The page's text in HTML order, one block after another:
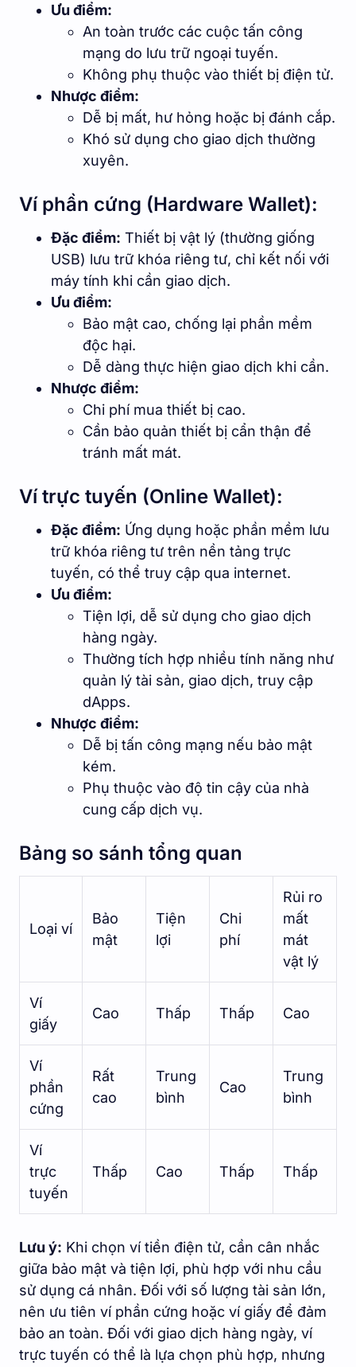
Ưu điểm:
An toàn trước các cuộc tấn công
mạng do lưu trữ ngoại tuyến.
Không phụ thuộc vào thiết bị điện tử.
Nhược điểm:
Dễ bị mất, hư hỏng hoặc bị đánh cắp.
Khó sử dụng cho giao dịch thường
xuyên.
Ví phần cứng (Hardware Wallet):
Đặc điểm: Thiết bị vật lý (thường giống
USB) lưu trữ khóa riêng tư, chỉ kết nối với
máy tính khi cần giao dịch.
Ưu điểm:
Bảo mật cao, chống lại phần mềm
độc hại.
Dễ dàng thực hiện giao dịch khi cần.
Nhược điểm:
Chi phí mua thiết bị cao.
Cần bảo quản thiết bị cẩn thận để
tránh mất mát.
Ví trực tuyến (Online Wallet):
Đặc điểm: Ứng dụng hoặc phần mềm lưu
trữ khóa riêng tư trên nền tảng trực
tuyến, có thể truy cập qua internet.
Ưu điểm:
Tiện lợi, dễ sử dụng cho giao dịch
hàng ngày.
Thường tích hợp nhiều tính năng như
quản lý tài sản, giao dịch, truy cập
dApps.
Nhược điểm:
Dễ bị tấn công mạng nếu bảo mật
kém.
Phụ thuộc vào độ tin cậy của nhà
cung cấp dịch vụ.
Bảng so sánh tổng quan
Loại ví
Bảo
mật
Tiện
lợi
Chi
phí
Rủi ro
mất
mát
vật lý
Ví
giấy
Cao Thấp Thấp Cao
Ví
phần
cứng
Rất
cao
Trung
bình
Cao
Trung
bình
Ví
trực
tuyến
Thấp Cao Thấp Thấp
Lưu ý: Khi chọn ví tiền điện tử, cần cân nhắc
giữa bảo mật và tiện lợi, phù hợp với nhu cầu
sử dụng cá nhân. Đối với số lượng tài sản lớn,
nên ưu tiên ví phần cứng hoặc ví giấy để đảm
bảo an toàn. Đối với giao dịch hàng ngày, ví
trực tuyến có thể là lựa chọn phù hợp, nhưng